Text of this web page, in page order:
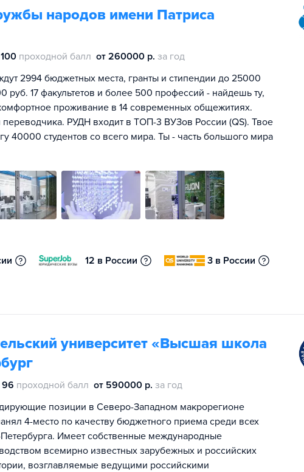
народов имени Патриса
проходной балл от 260000 р. за год
2994 бюджетных места, гранты и стипендии до 25000
17 факультетов и более 500 профессий - найдешь ту,
проживание в 14 современных общежитиях.
РУДН входит в ТОП-3 ВУЗов России (QS). Твое
40000 студентов со всего мира. Ты - часть большого мира
12 в России 3 в России
университет «Высшая школа
96 проходной балл от 590000 р. за год
позиции в Северо-Западном макрорегионе
4-место по качеству бюджетного приема среди всех
Имеет собственные международные
всемирно известных зарубежных и российских
возглавляемые ведущими российскими